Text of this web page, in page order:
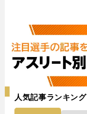
人気記事ランキング